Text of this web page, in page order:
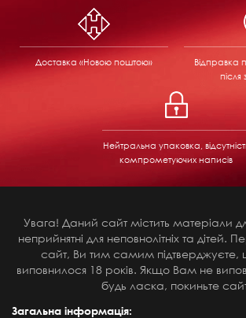
Доставка «Новою поштою» Відправка
Нейтральна упаковка,
компрометуючих написів
Увага! Даний сайт містить матеріали
неприйнятні для неповнолітніх та дітей.
сайт, Ви тим самим
виповнилося 18 років. Якщо Вам не
будь ласка, покиньте
Загальна інформація: